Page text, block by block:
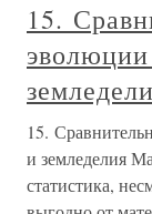
15.
15.
и земледелия
статистика,